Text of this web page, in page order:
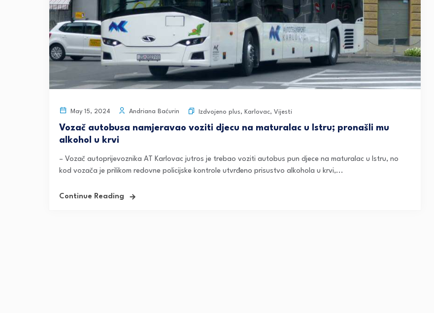
May 15, 2024 Andriana Baćurin Izdvojeno plus, Karlovac, Vijesti
Vozač autobusa namjeravao voziti djecu na maturalac u Istru; pronašli mu
alkohol u krvi
– Vozač autoprijevoznika AT Karlovac jutros je trebao voziti autobus pun djece na maturalac u Istru, no
kod vozača je prilikom redovne policijske kontrole utvrđeno prisustvo alkohola u krvi,...
Continue Reading